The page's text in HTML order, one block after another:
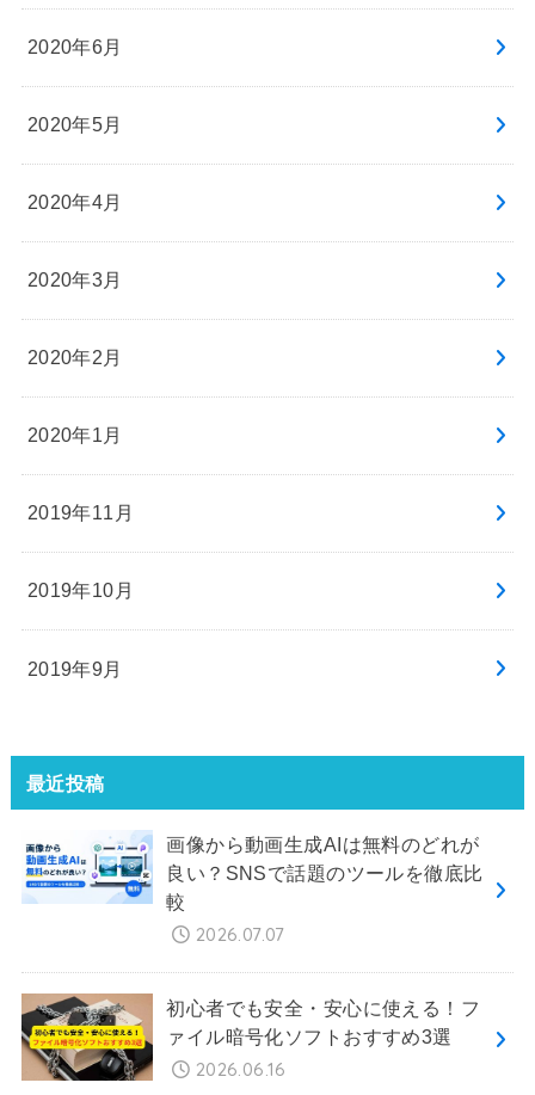
2020年6月
2020年5月
2020年4月
2020年3月
2020年2月
2020年1月
2019年11月
2019年10月
2019年9月
最近投稿
画像から動画生成AIは無料のどれが
良い？SNSで話題のツールを徹底比
較
2026.07.07
初心者でも安全・安心に使える！フ
ァイル暗号化ソフトおすすめ3選
2026.06.16